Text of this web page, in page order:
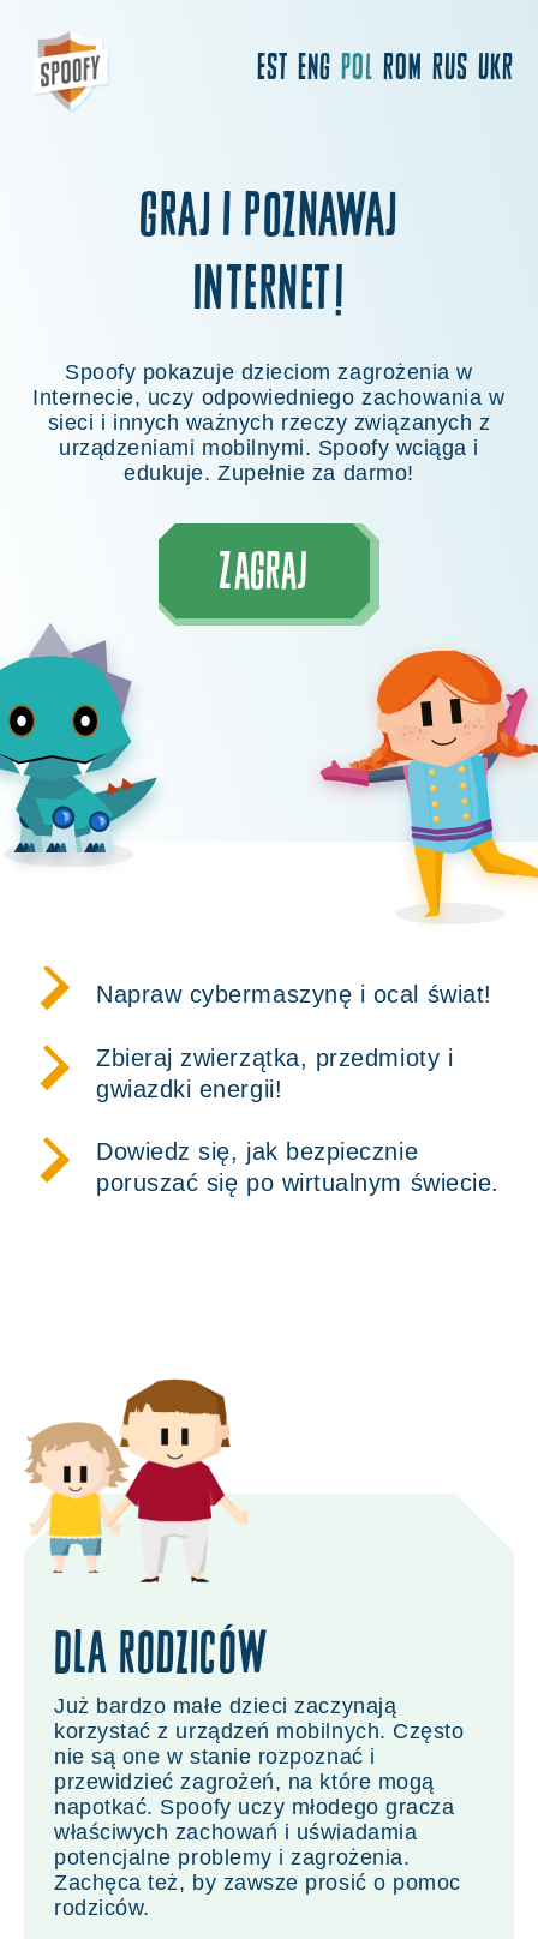
EST ENG POL ROM RUS UKR
Graj i poznawaj
Internet!
Spoofy pokazuje dzieciom zagrożenia w
Internecie, uczy odpowiedniego zachowania w
sieci i innych ważnych rzeczy związanych z
urządzeniami mobilnymi. Spoofy wciąga i
edukuje. Zupełnie za darmo!
ZAGRAJ
Napraw cybermaszynę i ocal świat!
Zbieraj zwierzątka, przedmioty i
gwiazdki energii!
Dowiedz się, jak bezpiecznie
poruszać się po wirtualnym świecie.
Dla rodziców
Już bardzo małe dzieci zaczynają
korzystać z urządzeń mobilnych. Często
nie są one w stanie rozpoznać i
przewidzieć zagrożeń, na które mogą
napotkać. Spoofy uczy młodego gracza
właściwych zachowań i uświadamia
potencjalne problemy i zagrożenia.
Zachęca też, by zawsze prosić o pomoc
rodziców.